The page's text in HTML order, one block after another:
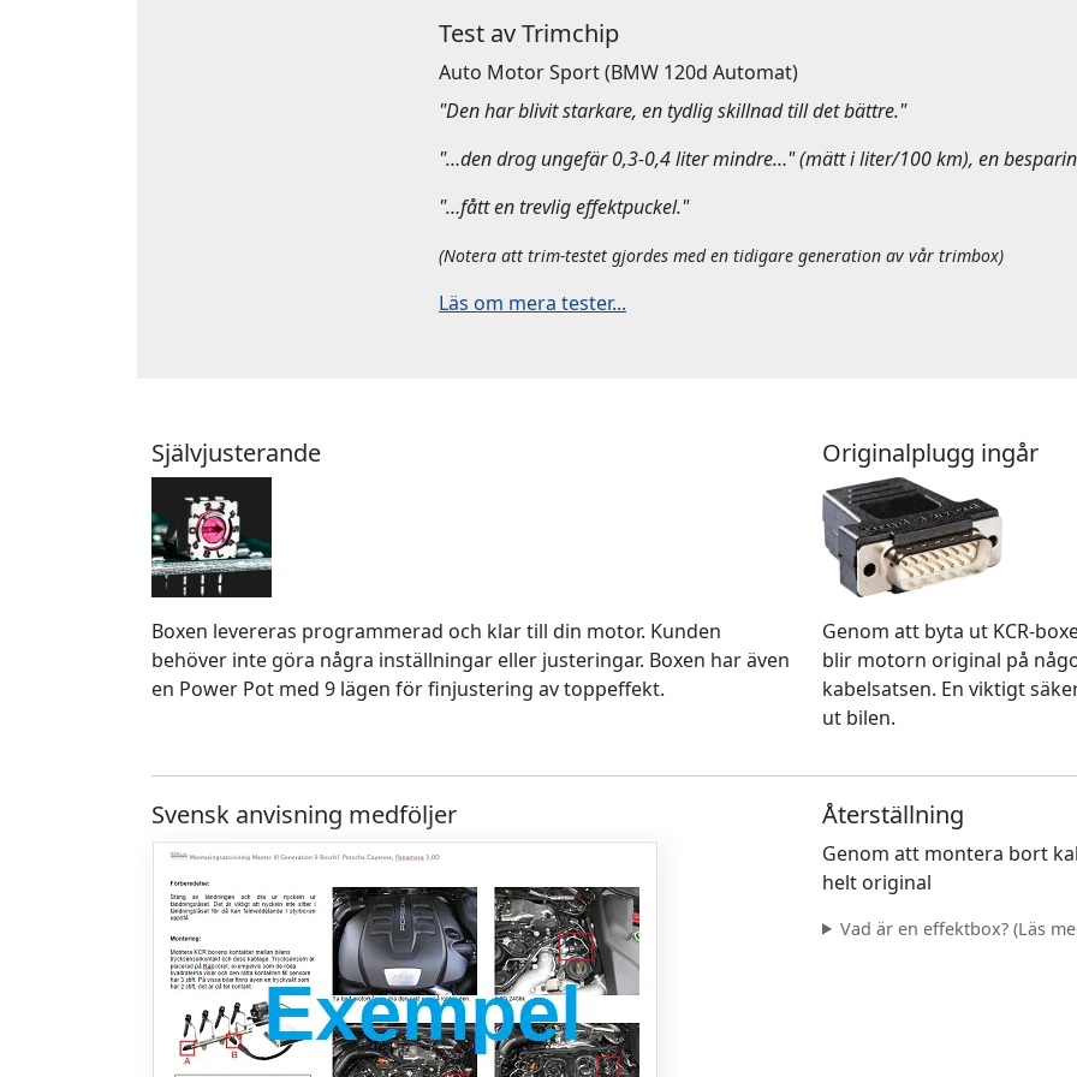
Test av Trimchip
Auto Motor Sport(BMW 120d Automat)
"Den har blivit starkare, en tydlig skillnad till det bättre."
"…den drog ungefär 0,3-0,4 liter mindre…" (mätt i liter/100 km), en
"…fått en trevlig effektpuckel."
(Notera att trim-testet gjordes med en tidigare generation av vår trimbox)
Läs om mera tester...
Självjusterande
Boxen levereras programmerad och klar till din motor. Kunden
behöver inte göra några inställningar eller justeringar. Boxen har även
en Power Pot med 9 lägen för finjustering av toppeffekt.
Originalplugg ingår
Genom att byta ut KCR-
blir motorn original på
kabelsatsen. En viktigt
ut bilen.
Svensk anvisning medföljer Återställning
Genom att montera bort
helt original
Vad är en effektbox? (Läs